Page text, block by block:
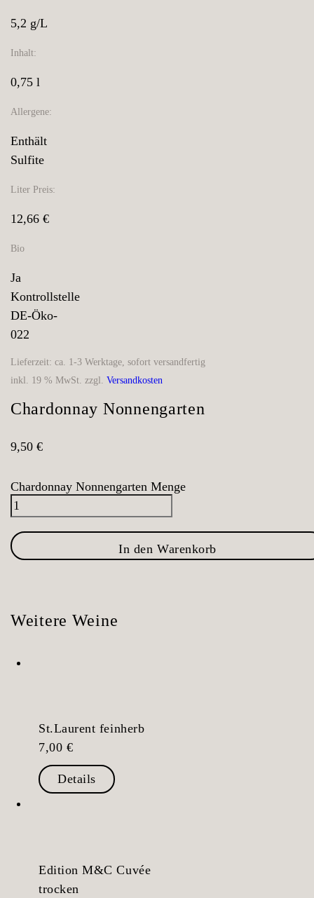
Chardonnay Nonnengarten
inkl. 19 % MwSt. zzgl. Versandkosten
5,2 g/L
Inhalt:
0,75 l
Allergene:
Enthält
Sulfite
Liter Preis:
12,66 €
Bio
Ja
Kontrollstelle
DE-Öko-
022
9,50 €
Lieferzeit: ca. 1-3 Werktage, sofort versandfertig
Chardonnay Nonnengarten Menge
In den Warenkorb
Weitere Weine
St.Laurent feinherb
7,00 €
Details
Edition M&C Cuvée
trocken